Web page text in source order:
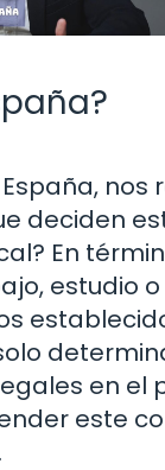
deciden
En
estudio
en el
este